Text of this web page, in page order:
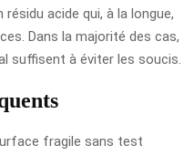
acide qui, à la longue,
Dans la majorité des cas,
suffisent à éviter les soucis.
fragile sans test